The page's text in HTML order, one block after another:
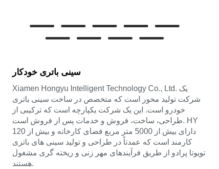
سینی باتری خودکار
Xiamen Hongyu Intelligent Technology Co., Ltd. یک
شرکت تولید محور است که متخصص در ساخت سینی باتری
خودرو است. این یک شرکت یکپارچه است که ترکیبی از
طراحی، ساخت، فروش و خدمات پس از فروش است. HY
دارای بیش از 5000 متر مربع فضای کارخانه و بیش از 120
کارمند است که عمدتاً در طراحی و تولید سینی های باتری
تویوتا پرادو از طریق فرآیندهای مهر زنی و ریخته گری مشغول
هستند.